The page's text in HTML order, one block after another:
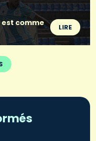
est comme
LIRE